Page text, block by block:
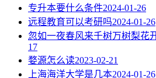
专升本要什么条件2024-01-26
远程教育可以考研吗2024-01-26
忽如一夜春风来千树万树梨花
17
婺源怎么读2023-02-21
上海海洋大学是几本2024-01-26